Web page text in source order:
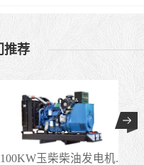
推荐
100KW玉柴柴油发电机..